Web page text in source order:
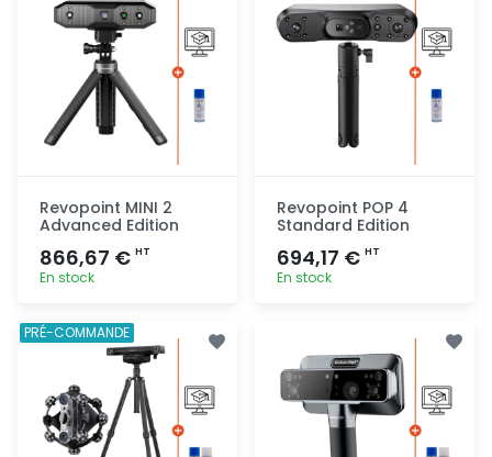
Revopoint MINI 2
Advanced Edition
866,67 € HT
En stock
rapide
Revopoint POP 4
Standard Edition
694,17 € HT
En stock
PRÉ-COMMANDE